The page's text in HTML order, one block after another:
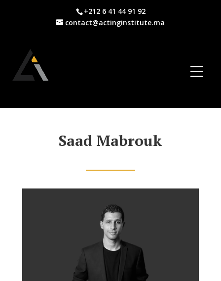
+212 6 41 44 91 92
contact@actinginstitute.ma
Saad Mabrouk